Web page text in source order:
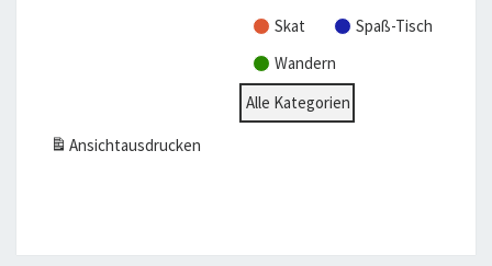
Skat
Spaß-Tisch
Wandern
Alle Kategorien
Ansichtausdrucken